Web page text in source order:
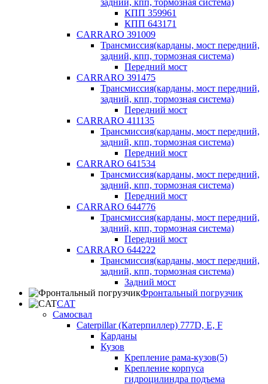
задний, кпп, тормозная система)
КПП 359961
КПП 643171
CARRARO 391009
Трансмиссия(карданы, мост передний,
задний, кпп, тормозная система)
Передний мост
CARRARO 391475
Трансмиссия(карданы, мост передний,
задний, кпп, тормозная система)
Передний мост
CARRARO 411135
Трансмиссия(карданы, мост передний,
задний, кпп, тормозная система)
Передний мост
CARRARO 641534
Трансмиссия(карданы, мост передний,
задний, кпп, тормозная система)
Передний мост
CARRARO 644776
Трансмиссия(карданы, мост передний,
задний, кпп, тормозная система)
Передний мост
CARRARO 644222
Трансмиссия(карданы, мост передний,
задний, кпп, тормозная система)
Задний мост
Фронтальный погрузчик
CAT
Самосвал
Caterpillar (Катерпиллер) 777D, E, F
Карданы
Кузов
Крепление рама-кузов(5)
Крепление корпуса
гидроцилиндра подъема